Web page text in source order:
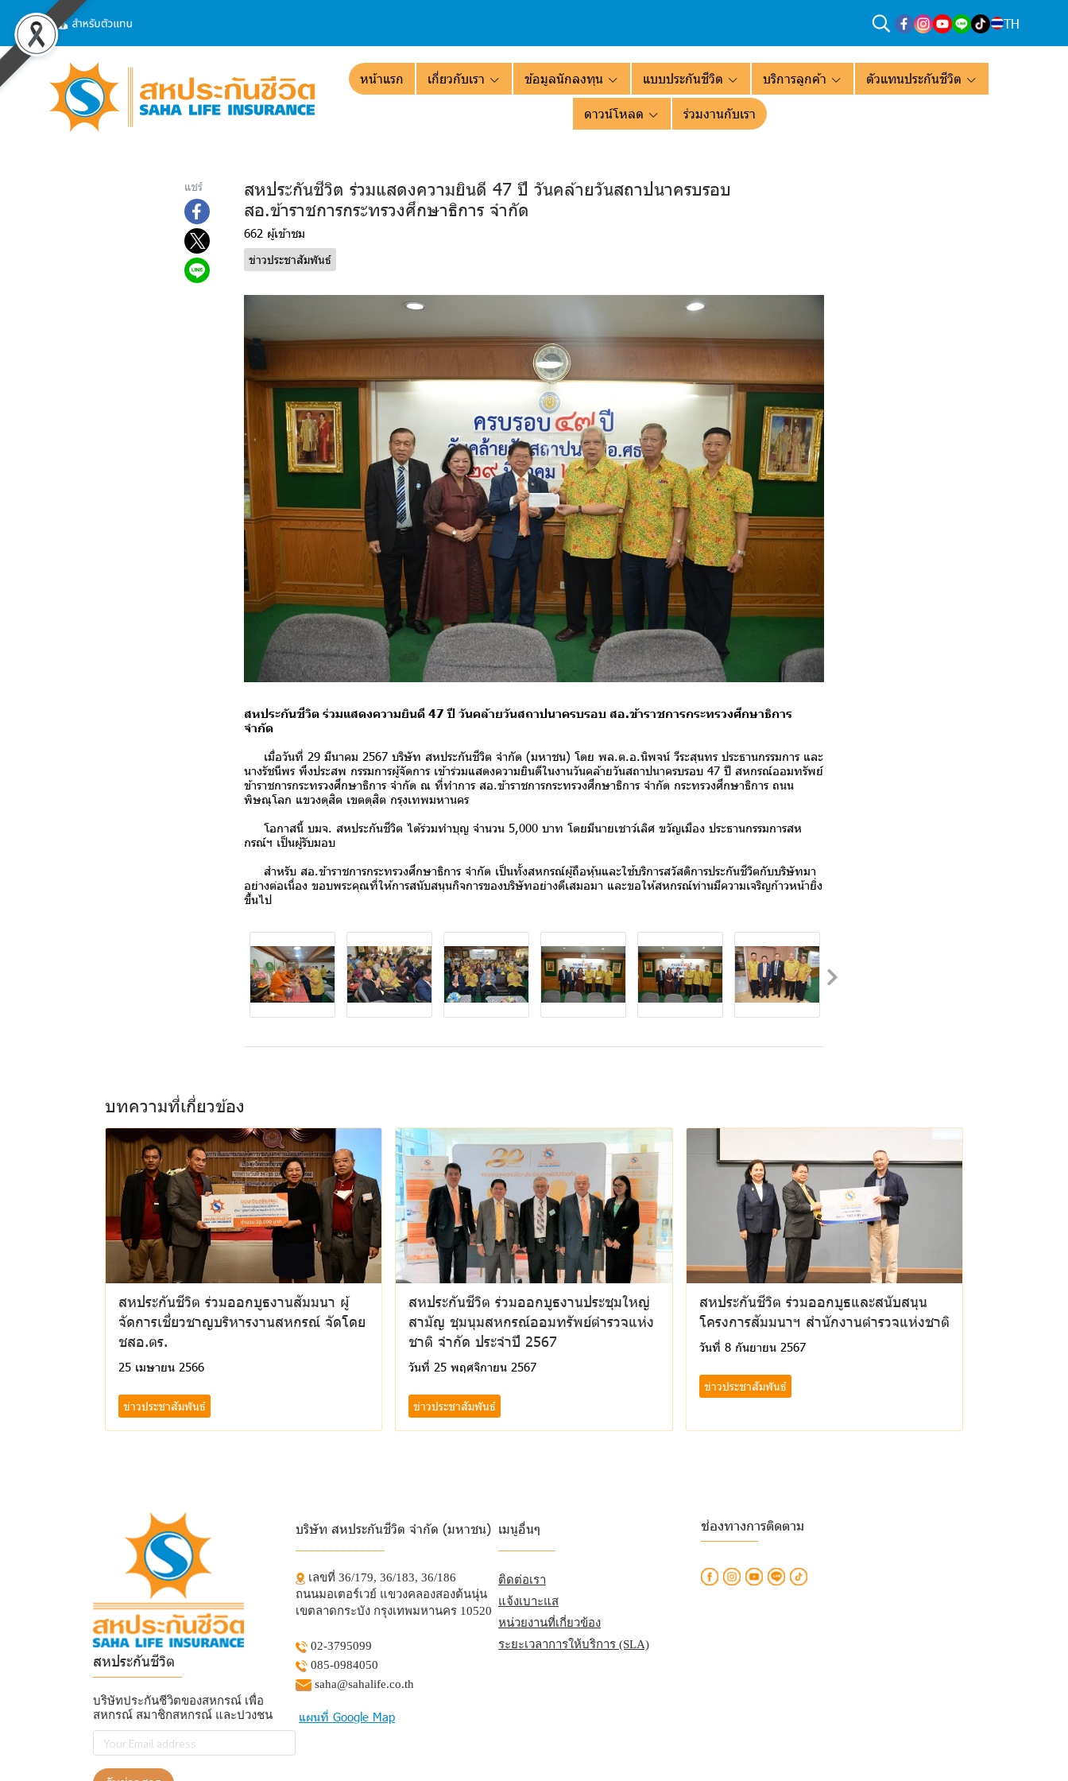
TH
หน้าแรก เกี่ยวกับเรา ข้อมูลนักลงทุน แบบประกันชีวิต บริการลูกค้า ตัวแทนประกันชีวิต
ดาวน์โหลด ร่วมงานกับเรา
แชร์
สหประกันชีวิต ร่วมแสดงความยินดี 47 ปี วันคล้ายวันสถาปนาครบรอบ
สอ.ข้าราชการกระทรวงศึกษาธิการ จำกัด
662 ผู้เข้าชม
ข่าวประชาสัมพันธ์
สหประกันชีวิต ร่วมแสดงความยินดี 47 ปี วันคล้ายวันสถาปนาครบรอบ สอ.ข้าราชการกระทรวงศึกษาธิการ
จำกัด
เมื่อวันที่ 29 มีนาคม 2567 บริษัท สหประกันชีวิต จำกัด (มหาชน) โดย พล.ต.อ.นิพจน์ วีระสุนทร ประธานกรรมการ และ
นางรัชนีพร พึงประสพ กรรมการผู้จัดการ เข้าร่วมแสดงความยินดีในงานวันคล้ายวันสถาปนาครบรอบ 47 ปี สหกรณ์ออมทรัพย์
ข้าราชการกระทรวงศึกษาธิการ จำกัด ณ ที่ทำการ สอ.ข้าราชการกระทรวงศึกษาธิการ จำกัด กระทรวงศึกษาธิการ ถนน
พิษณุโลก แขวงดุสิต เขตดุสิต กรุงเทพมหานคร
โอกาสนี้ บมจ. สหประกันชีวิต ได้ร่วมทำบุญ จำนวน 5,000 บาท โดยมีนายเชาว์เลิศ ขวัญเมือง ประธานกรรมการสห
กรณ์ฯ เป็นผู้รับมอบ
สำหรับ สอ.ข้าราชการกระทรวงศึกษาธิการ จำกัด เป็นทั้งสหกรณ์ผู้ถือหุ้นและใช้บริการสวัสดิการประกันชีวิตกับบริษัทมา
อย่างต่อเนื่อง ขอบพระคุณที่ให้การสนับสนุนกิจการของบริษัทอย่างดีเสมอมา และขอให้สหกรณ์ท่านมีความเจริญก้าวหน้ายิ่ง
ขึ้นไป
บทความที่เกี่ยวข้อง
สหประกันชีวิต ร่วมออกบูธงานสัมมนา ผู้
จัดการเชี่ยวชาญบริหารงานสหกรณ์ จัดโดย
ชสอ.ตร.
25 เมษายน 2566
ข่าวประชาสัมพันธ์
สหประกันชีวิต ร่วมออกบูธงานประชุมใหญ่
สามัญ ชุมนุมสหกรณ์ออมทรัพย์ตำรวจแห่ง
ชาติ จำกัด ประจำปี 2567
วันที่ 25 พฤศจิกายน 2567
ข่าวประชาสัมพันธ์
สหประกันชีวิต ร่วมออกบูธและสนับสนุน
โครงการสัมมนาฯ สำนักงานตำรวจแห่งชาติ
วันที่ 8 กันยายน 2567
ข่าวประชาสัมพันธ์
สหประกันชีวิต
บริษัทประกันชีวิตของสหกรณ์ เพื่อ
สหกรณ์ สมาชิกสหกรณ์ และปวงชน
บริษัท สหประกันชีวิต จำกัด (มหาชน)
เลขที่ 36/179, 36/183, 36/186
ถนนมอเตอร์เวย์ แขวงคลองสองต้นนุ่น
เขตลาดกระบัง กรุงเทพมหานคร 10520
02-3795099
085-0984050
saha@sahalife.co.th
แผนที่ Google Map
เมนูอื่นๆ
ติดต่อเรา
แจ้งเบาะแส
หน่วยงานที่เกี่ยวข้อง
ระยะเวลาการให้บริการ (SLA)
ช่องทางการติดตาม